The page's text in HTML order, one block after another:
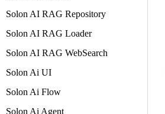
Solon AI RAG Repository
Solon AI RAG Loader
Solon AI RAG WebSearch
Solon Ai UI
Solon Ai Flow
Solon Ai Agent